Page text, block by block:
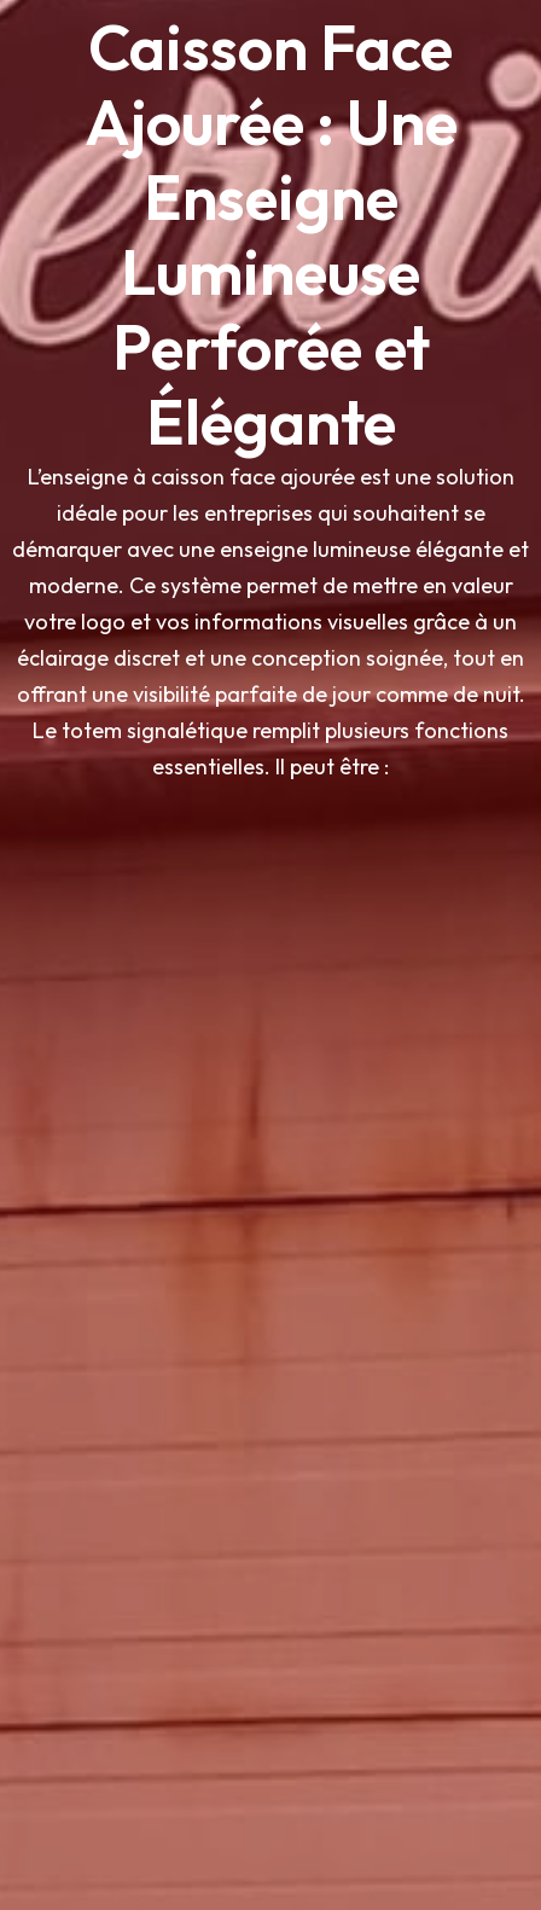
Caisson Face
Ajourée : Une
Enseigne
Lumineuse
Perforée et
Élégante
L’enseigne à caisson face ajourée est une solution
idéale pour les entreprises qui souhaitent se
démarquer avec une enseigne lumineuse élégante et
moderne. Ce système permet de mettre en valeur
votre logo et vos informations visuelles grâce à un
éclairage discret et une conception soignée, tout en
offrant une visibilité parfaite de jour comme de nuit.
Le totem signalétique remplit plusieurs fonctions
essentielles. Il peut être :